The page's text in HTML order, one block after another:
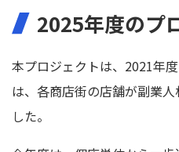
2025年度のプ
本プロジェクトは、2021年
は、各商店街の店舗が副業
した。